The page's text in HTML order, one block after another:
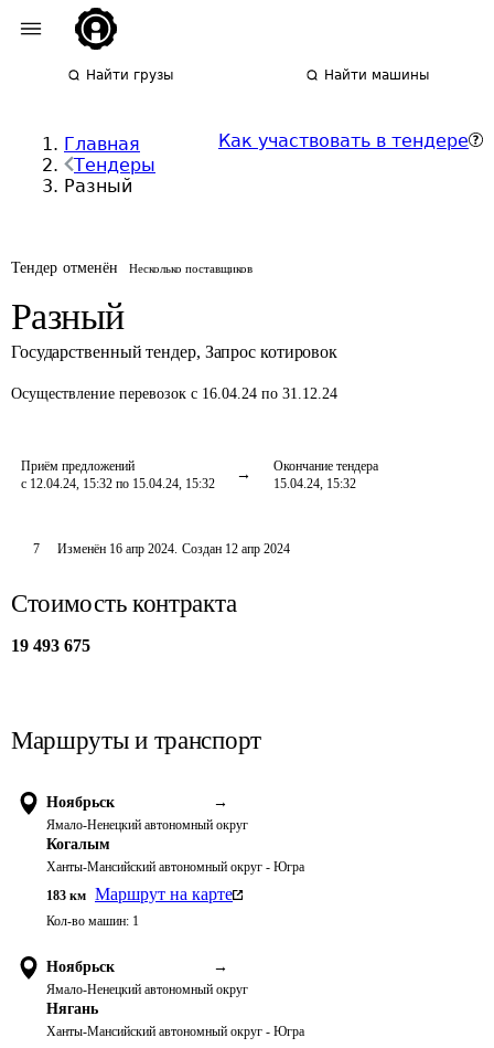
Найти грузы Найти машины
Главная
Тендеры
Разный
Как участвовать в тендере
Тендер отменён Несколько поставщиков
Разный
Государственный тендер, Запрос котировок
Осуществление перевозок с 16.04.24 по 31.12.24
Приём предложений
с 12.04.24, 15:32 по 15.04.24, 15:32
Окончание тендера
15.04.24, 15:32
7 Изменён 16 апр 2024. Создан 12 апр 2024
Стоимость контракта
19 493 675
Маршруты и транспорт
Ноябрьск →
Ямало-Ненецкий автономный округ
Когалым
Ханты-Мансийский автономный округ - Югра
183 км Маршрут на карте
Кол-во машин: 1
Ноябрьск →
Ямало-Ненецкий автономный округ
Нягань
Ханты-Мансийский автономный округ - Югра